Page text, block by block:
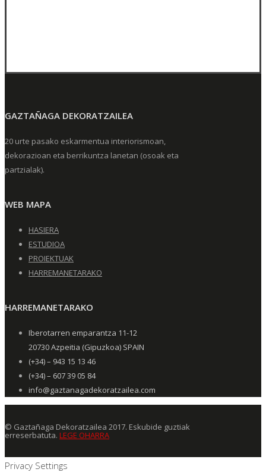
GAZTAÑAGA DEKORATZAILEA
20 urte pasako eskarmentua interiorismoan,
dekorazioan eta berrikuntza lanetan (osoak eta
partzialak).
WEB MAPA
HASIERA
ESTUDIOA
PROIEKTUAK
HARREMANETARAKO
HARREMANETARAKO
Iberotarren emparantza 11-12
20730 Azpeitia (Gipuzkoa) SPAIN
(+34) – 943 15 13 46
(+34) – 607 39 05 84
info@gaztanagadekoratzailea.com
© Gaztañaga Dekoratzailea 2017. Eskubide guztiak
erreserbatuta. LEGE OHARRA
Privacy Settings